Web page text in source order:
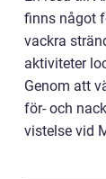
finns något
vackra
aktiviteter
Genom att
för- och
vistelse vid